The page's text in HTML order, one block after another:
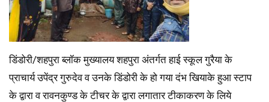
डिंडोरी/शहपुरा ब्लॉक मुख्यालय शहपुरा अंतर्गत हाई स्कूल गुरैया के
प्राचार्य उपेंद्र गुरुदेव व उनके डिंडोरी के हो गया दंभ खियाके हुआ स्टाप
के द्वारा व रावनकुण्ड के टीचर के द्वारा लगातार टीकाकरण के लिये